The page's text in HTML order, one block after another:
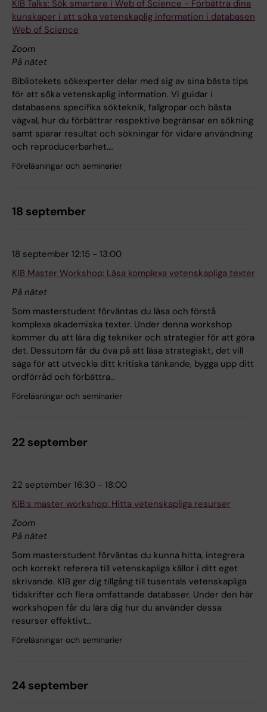
KIB Talks: Sök smartare i Web of Science - Förbättra dina
kunskaper i att söka vetenskaplig information i databasen
Web of Science
Zoom
På nätet
Bibliotekets sökexperter delar med sig av sina bästa tips
för att söka vetenskaplig information. Vi guidar i
databasens specifika sökteknik, fallgropar och bästa
vägval, hur du förbättrar respektive begränsar en sökning
samt sparar resultat och sökningar för vidare användning
och reproducerbarhet.…
Föreläsningar och seminarier
18 september
18 september 12:15 - 13:00
KIB Master Workshop: Läsa komplexa vetenskapliga texter
På nätet
Som masterstudent förväntas du läsa och förstå
komplexa akademiska texter. Under denna workshop
kommer du att lära dig tekniker och strategier för att göra
det. Dessutom får du öva på att läsa strategiskt, det vill
säga för att utveckla ditt kritiska tänkande, bygga upp ditt
ordförråd och förbättra…
Föreläsningar och seminarier
22 september
22 september 16:30 - 18:00
KIB:s master workshop: Hitta vetenskapliga resurser
Zoom
På nätet
Som masterstudent förväntas du kunna hitta, integrera
och korrekt referera till vetenskapliga källor i ditt eget
skrivande. KIB ger dig tillgång till tusentals vetenskapliga
tidskrifter och flera omfattande databaser. Under den här
workshopen får du lära dig hur du använder dessa
resurser effektivt…
Föreläsningar och seminarier
24 september